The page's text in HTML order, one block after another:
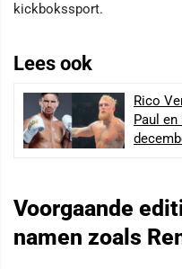
kickbokssport.
Lees ook
Rico
Paul en
Voorgaande
namen zoals